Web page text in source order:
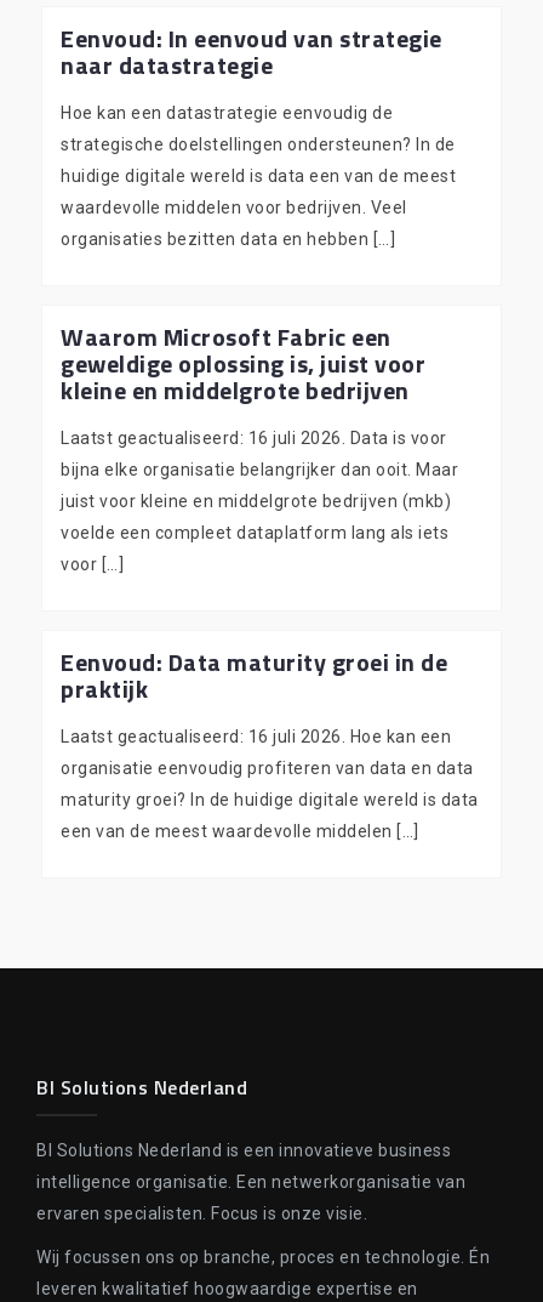
Eenvoud: In eenvoud van strategie
naar datastrategie
Hoe kan een datastrategie eenvoudig de
strategische doelstellingen ondersteunen? In de
huidige digitale wereld is data een van de meest
waardevolle middelen voor bedrijven. Veel
organisaties bezitten data en hebben […]
Waarom Microsoft Fabric een
geweldige oplossing is, juist voor
kleine en middelgrote bedrijven
Laatst geactualiseerd: 16 juli 2026. Data is voor
bijna elke organisatie belangrijker dan ooit. Maar
juist voor kleine en middelgrote bedrijven (mkb)
voelde een compleet data­platform lang als iets
voor […]
Eenvoud: Data maturity groei in de
praktijk
Laatst geactualiseerd: 16 juli 2026. Hoe kan een
organisatie eenvoudig profiteren van data en data
maturity groei? In de huidige digitale wereld is data
een van de meest waardevolle middelen […]
BI Solutions Nederland
BI Solutions Nederland is een innovatieve business
intelligence organisatie. Een netwerkorganisatie van
ervaren specialisten. Focus is onze visie.
Wij focussen ons op branche, proces en technologie. Én
leveren kwalitatief hoogwaardige expertise en